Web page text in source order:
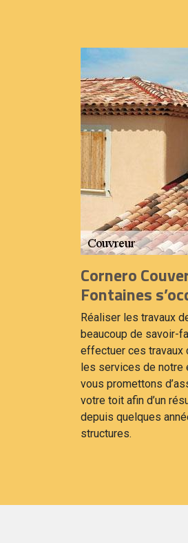
Cornero
Fontaines
Réaliser les travaux
beaucoup de savoir-
effectuer ces travaux
les services de notre
vous promettons
votre toit afin d’un
depuis quelques
structures.